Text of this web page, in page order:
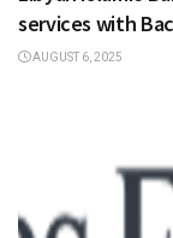
services with
AUGUST 6, 2025